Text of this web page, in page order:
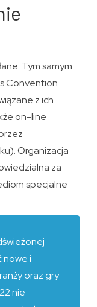
Tym samym
Convention
z ich
on-line
Organizacja
za
specjalne
nowe i
oraz gry
nie